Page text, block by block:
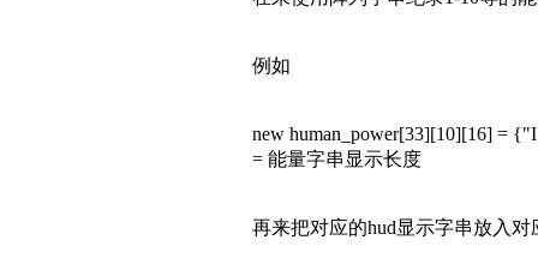
例如
new human_power[33][10][16] =
= 能量字串显示长度
再来把对应的hud显示字串放入